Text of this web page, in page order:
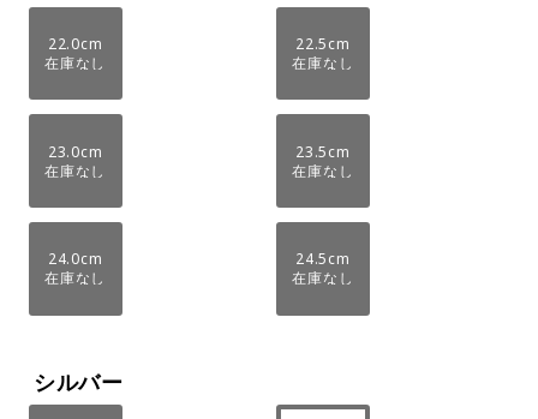
22.0cm
在庫なし
22.5cm
在庫なし
23.0cm
在庫なし
23.5cm
在庫なし
24.0cm
在庫なし
24.5cm
在庫なし
シルバー